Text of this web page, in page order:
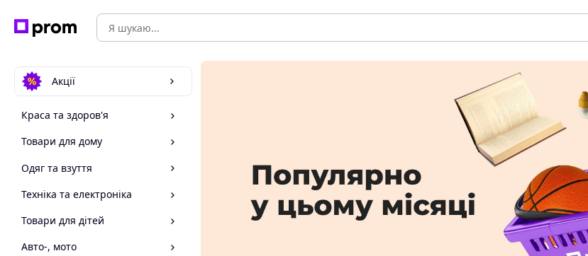
Акції
Краса та здоров'я
Товари для дому
Одяг та взуття
Техніка та електроніка
Товари для дітей
Авто-, мото